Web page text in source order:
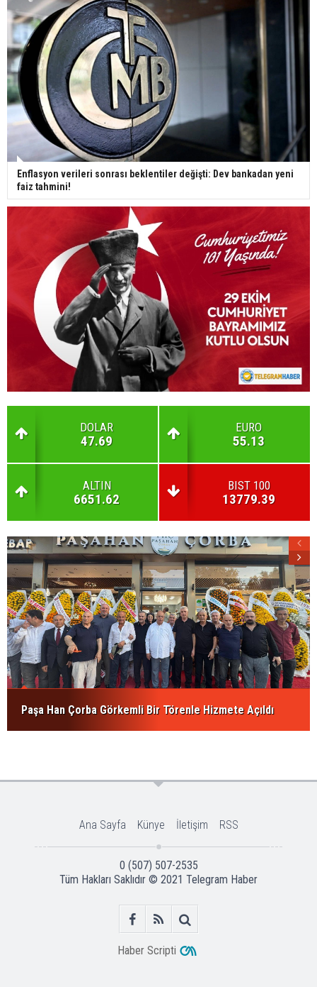
Enflasyon verileri sonrası beklentiler değişti: Dev bankadan yeni
faiz tahmini!
DOLAR
47.69
EURO
55.13
ALTIN
6651.62
BIST 100
13779.39
Paşa Han Çorba Görkemli Bir Törenle Hizmete Açıldı
Ana Sayfa Künye İletişim RSS
0 (507) 507-2535
Tüm Hakları Saklıdır © 2021 Telegram Haber
Haber Scripti